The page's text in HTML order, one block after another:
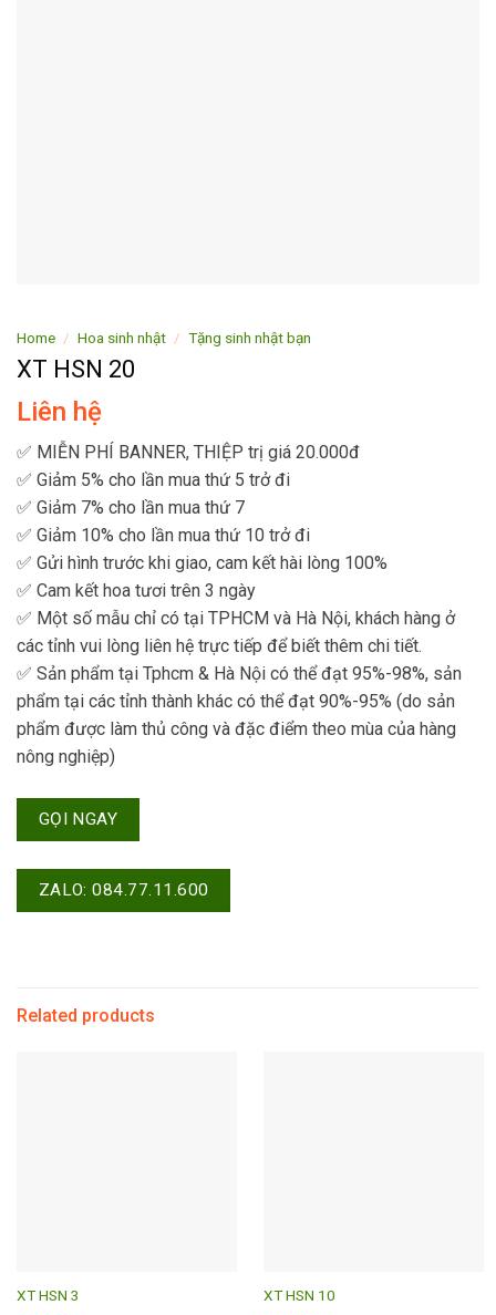
Home / Hoa sinh nhật / Tặng sinh nhật bạn
XT HSN 20
Liên hệ
✅ MIỄN PHÍ BANNER, THIỆP trị giá 20.000đ
✅ Giảm 5% cho lần mua thứ 5 trở đi
✅ Giảm 7% cho lần mua thứ 7
✅ Giảm 10% cho lần mua thứ 10 trở đi
✅ Gửi hình trước khi giao, cam kết hài lòng 100%
✅ Cam kết hoa tươi trên 3 ngày
✅ Một số mẫu chỉ có tại TPHCM và Hà Nội, khách hàng ở
các tỉnh vui lòng liên hệ trực tiếp để biết thêm chi tiết.
✅ Sản phẩm tại Tphcm & Hà Nội có thể đạt 95%-98%, sản
phẩm tại các tỉnh thành khác có thể đạt 90%-95% (do sản
phẩm được làm thủ công và đặc điểm theo mùa của hàng
nông nghiệp)
GỌI NGAY
ZALO: 084.77.11.600
Related products
XT HSN 3 XT HSN 10